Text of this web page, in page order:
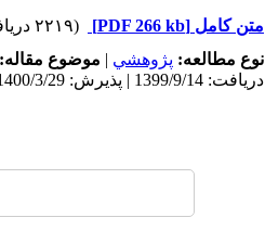
متن کامل [PDF 266 kb]
(۲۲۱۹ دریافت)
نوع مطالعه: پژوهشي | موضوع مقاله:
دریافت: 1399/9/14 | پذیرش: 1400/3/29 | انتشار: 1400/4/10 | انتشار الکترونیک: 1400/4/10